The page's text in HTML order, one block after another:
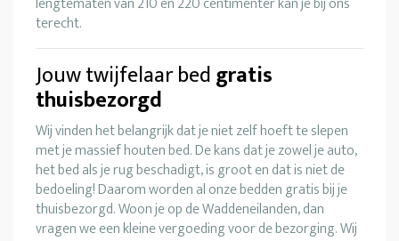
terecht.
Jouw twijfelaar bedgratis
thuisbezorgd
Wij vinden het belangrijk dat je niet zelf hoeft te slepen
met je massief houten bed. De kans dat je zowel je auto,
het bed als je rug beschadigt, is groot en dat is niet de
bedoeling! Daarom worden al onze bedden gratis bij je
thuisbezorgd. Woon je op de Waddeneilanden, dan
vragen we een kleine vergoeding voor de bezorging. Wij